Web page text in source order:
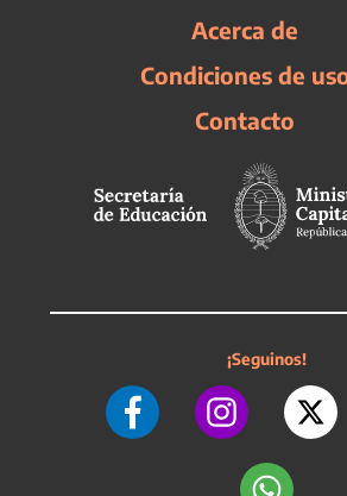
Acerca de
Condiciones de
Contacto
¡Seguinos!